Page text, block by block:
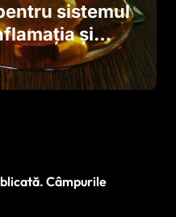
sistemul
și
Câmpurile